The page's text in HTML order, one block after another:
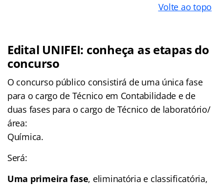
Volte ao topo
Edital UNIFEI: conheça as etapas do
concurso
O concurso público consistirá de uma única fase
para o cargo de Técnico em Contabilidade e de
duas fases para o cargo de Técnico de laboratório/
área:
Química.
Será:
Uma primeira fase, eliminatória e classificatória,